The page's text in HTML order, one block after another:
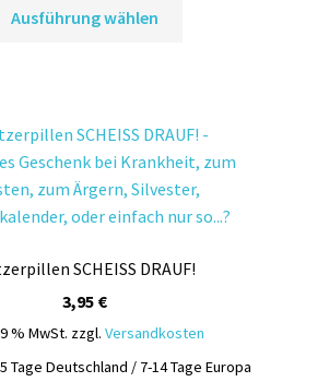
Ausführung wählen
auf.
Die
Optionen
können
der
gewählt
SCHEISS DRAUF!
3,95 €
% MwSt. zzgl. Versandkosten
Tage Deutschland / 7-14 Tage Europa